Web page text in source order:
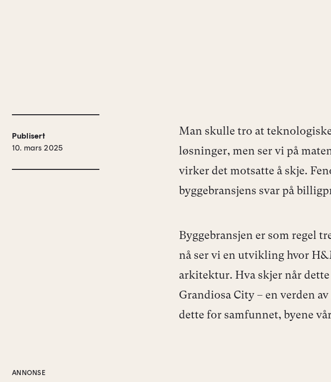
Publisert
10. mars 2025
Man skulle tro at
løsninger, men ser vi på
virker det motsatte å skje.
byggebransjens svar på
Byggebransjen er som regel
nå ser vi en utvikling hvor
arkitektur. Hva skjer når
Grandiosa City – en verden
dette for samfunnet, byene
ANNONSE